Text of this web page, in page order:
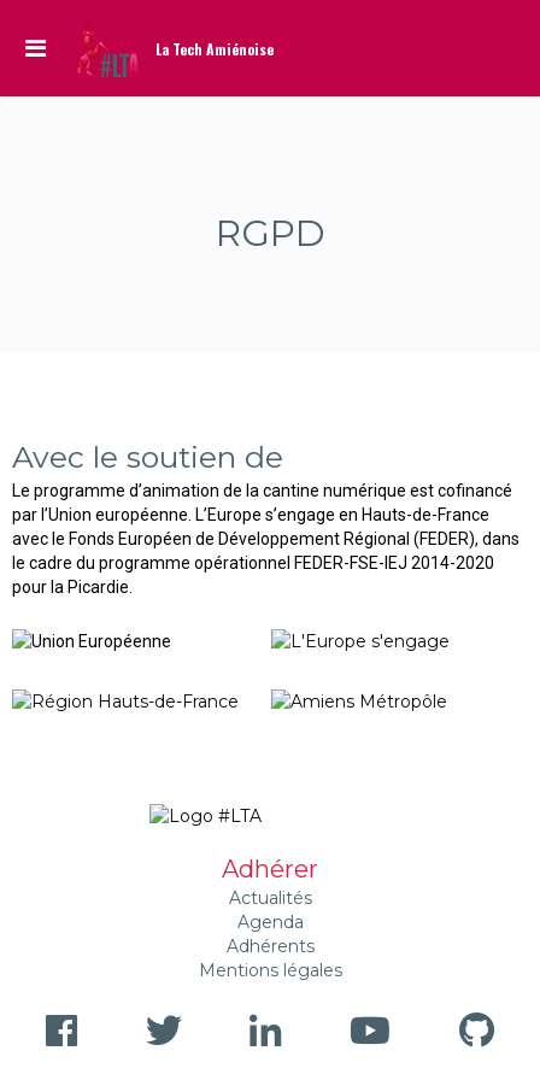
La Tech Amiénoise
RGPD
Avec le soutien de
Le programme d’animation de la cantine numérique est cofinancé
par l’Union européenne. L’Europe s’engage en Hauts-de-France
avec le Fonds Européen de Développement Régional (FEDER), dans
le cadre du programme opérationnel FEDER-FSE-IEJ 2014-2020
pour la Picardie.
Adhérer
Actualités
Agenda
Adhérents
Mentions légales